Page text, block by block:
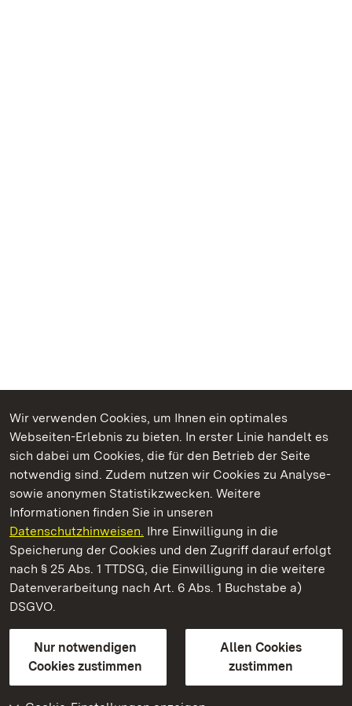
Wir verwenden Cookies, um Ihnen ein optimales
Webseiten-Erlebnis zu bieten. In erster Linie handelt es
sich dabei um Cookies, die für den Betrieb der Seite
notwendig sind. Zudem nutzen wir Cookies zu Analyse-
sowie anonymen Statistikzwecken. Weitere
Informationen finden Sie in unseren
Datenschutzhinweisen. Ihre Einwilligung in die
Speicherung der Cookies und den Zugriff darauf erfolgt
nach § 25 Abs. 1 TTDSG, die Einwilligung in die weitere
Datenverarbeitung nach Art. 6 Abs. 1 Buchstabe a)
DSGVO.
Nur notwendigen
Cookies zustimmen
Allen Cookies
zustimmen
Kommen. Staunen. Genießen.
Staatliche Schlösser und Gärten Baden‑Württemberg
Staatliche Schlösser und Gärten Baden-Württemberg
Kontakt
GebärdenspracheLeichte Sprache
Erklärung zur Barrierefreiheit
BITV-konform (geprüfte Seiten)